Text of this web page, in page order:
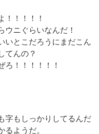
！！！！
ニぐらいなんだ！
いとこだろうにまだこん
てんの？
！！！！！！
字もしっかりしてるんだ
るようだ。